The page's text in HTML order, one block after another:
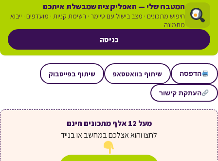
המטבח שלי — האפליקציה שמבשלת איתכם
חיפוש מתכונים · מצב בישול עם טיימר · רשימת קניות · מועדפים · ייבוא
מתמונה
כניסה
הדפסה שיתוף בוואטסאפ שיתוף בפייסבוק
העתקת קישור
מעל 12 אלף מתכונים חינם
לחצו והוא אצלכם במחשב או בנייד